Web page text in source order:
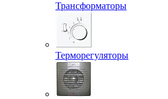
Трансформаторы
Терморегуляторы